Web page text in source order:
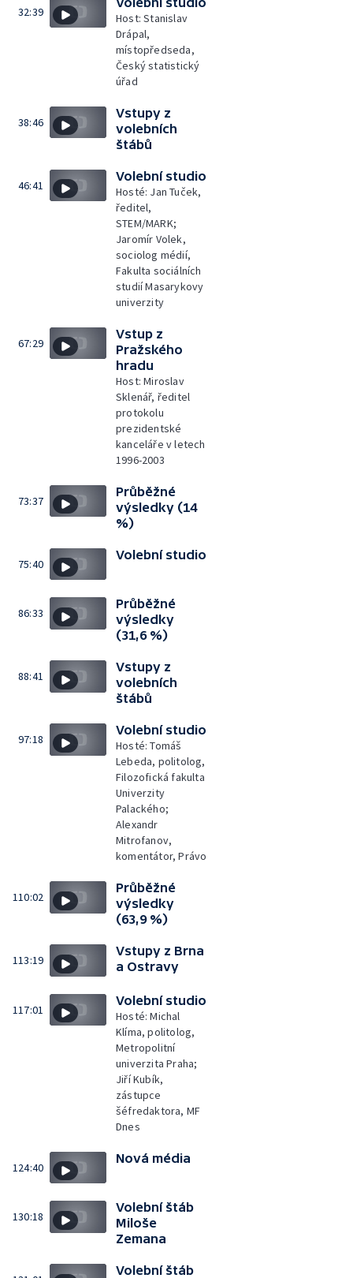
32:39
Host: Stanislav
Drápal,
místopředseda,
Český statistický
úřad
38:46
Vstupy z
volebních
štábů
46:41
Volební studio
Hosté: Jan Tuček,
ředitel,
STEM/MARK;
Jaromír Volek,
sociolog médií,
Fakulta sociálních
studií Masarykovy
univerzity
67:29
Vstup z
Pražského
hradu
Host: Miroslav
Sklenář, ředitel
protokolu
prezidentské
kanceláře v letech
1996-2003
73:37
Průběžné
výsledky (14
%)
75:40
Volební studio
86:33
Průběžné
výsledky
(31,6 %)
88:41
Vstupy z
volebních
štábů
97:18
Volební studio
Hosté: Tomáš
Lebeda, politolog,
Filozofická fakulta
Univerzity
Palackého;
Alexandr
Mitrofanov,
komentátor, Právo
110:02
Průběžné
výsledky
(63,9 %)
113:19
Vstupy z Brna
a Ostravy
117:01
Volební studio
Hosté: Michal
Klíma, politolog,
Metropolitní
univerzita Praha;
Jiří Kubík,
zástupce
šéfredaktora, MF
Dnes
124:40
Nová média
130:18
Volební štáb
Miloše
Zemana
Volební štáb